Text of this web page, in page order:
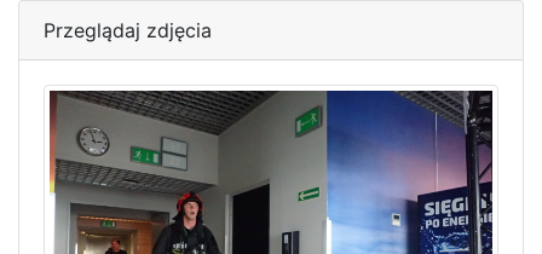
Przeglądaj zdjęcia